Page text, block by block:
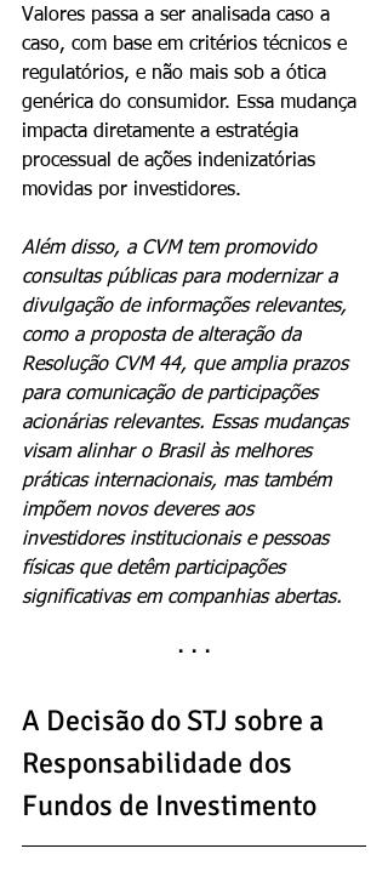
Valores passa a ser analisada caso a
caso, com base em critérios técnicos e
regulatórios, e não mais sob a ótica
genérica do consumidor. Essa mudança
impacta diretamente a estratégia
processual de ações indenizatórias
movidas por investidores.
Além disso, a CVM tem promovido
consultas públicas para modernizar a
divulgação de informações relevantes,
como a proposta de alteração da
Resolução CVM 44, que amplia prazos
para comunicação de participações
acionárias relevantes. Essas mudanças
visam alinhar o Brasil às melhores
práticas internacionais, mas também
impõem novos deveres aos
investidores institucionais e pessoas
físicas que detêm participações
significativas em companhias abertas.
· · ·
A Decisão do STJ sobre a
Responsabilidade dos
Fundos de Investimento